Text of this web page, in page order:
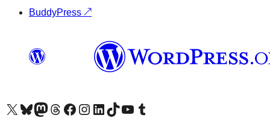
BuddyPress ↗
आमच्या X (एक्स) (पूर्वीचे ट्विटर) खात्याला भेट द्या आमच्या ब्लूस्की खात्याला भेट द्या.आमच्या Mastodon खात्याला भेट द्या.आमच्या थ्रेड्स खात्याला भेट द्या. आमच्या फेसबुक पेजला भेट द्या आमच्या इंस्टाग्राम खात्याला भेट द्या आमच्या लिंक्डइन खात्याला भेट द्या आमच्या टिकटॉक अकाउंटला भेट द्या.आमच्या यूट्यूब चॅनेलला भेट द्या आमच्या टंबलर खात्याला भेट द्या.